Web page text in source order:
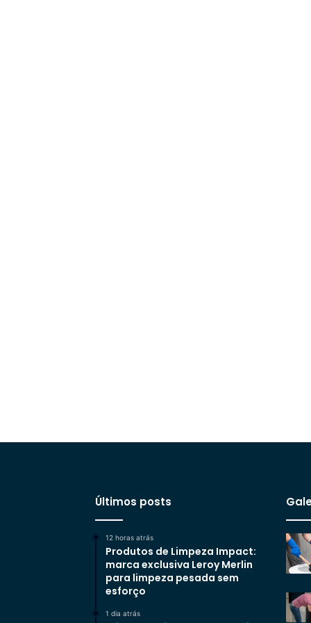
Últimos posts
12 horas atrás
Produtos de Limpeza Impact:
marca exclusiva Leroy Merlin
para limpeza pesada sem
esforço
1 dia atrás